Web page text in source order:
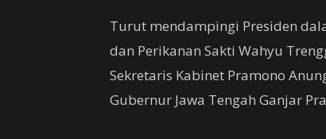
Turut mendampingi Presiden
dan Perikanan Sakti Wahyu
Sekretaris Kabinet Pramono
Gubernur Jawa Tengah Ganjar